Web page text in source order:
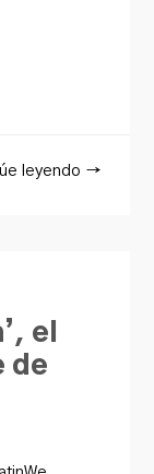
leyendo →
el
de